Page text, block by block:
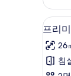
보
기
트
자
세
히
보
기
프
리
미
어
5
프리
26
침